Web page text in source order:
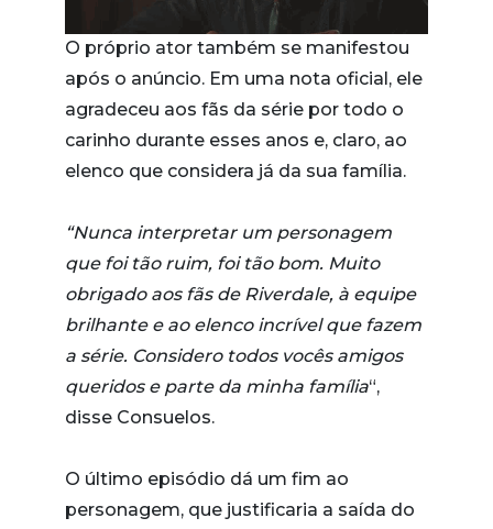
O próprio ator também se manifestou
após o anúncio. Em uma nota oficial, ele
agradeceu aos fãs da série por todo o
carinho durante esses anos e, claro, ao
elenco que considera já da sua família.
“Nunca interpretar um personagem
que foi tão ruim, foi tão bom. Muito
obrigado aos fãs de Riverdale, à equipe
brilhante e ao elenco incrível que fazem
a série. Considero todos vocês amigos
queridos e parte da minha família“,
disse Consuelos.
O último episódio dá um fim ao
personagem, que justificaria a saída do